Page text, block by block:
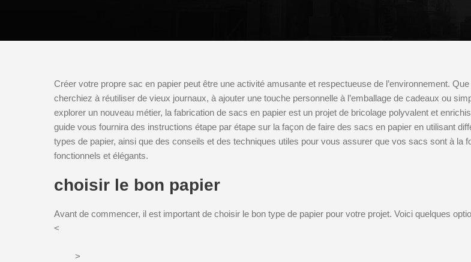
Créer votre propre sac en papier peut être une activité amusante et respectueuse de l’environnement.
cherchiez à réutiliser de vieux journaux, à ajouter une touche personnelle à l’emballage de cadeaux ou
explorer un nouveau métier, la fabrication de sacs en papier est un projet de bricolage polyvalent et
guide vous fournira des instructions étape par étape sur la façon de faire des sacs en papier en utilisant
types de papier, ainsi que des conseils et des techniques utiles pour vous assurer que vos sacs sont à la
fonctionnels et élégants.
choisir le bon papier
Avant de commencer, il est important de choisir le bon type de papier pour votre projet. Voici quelques
<
>